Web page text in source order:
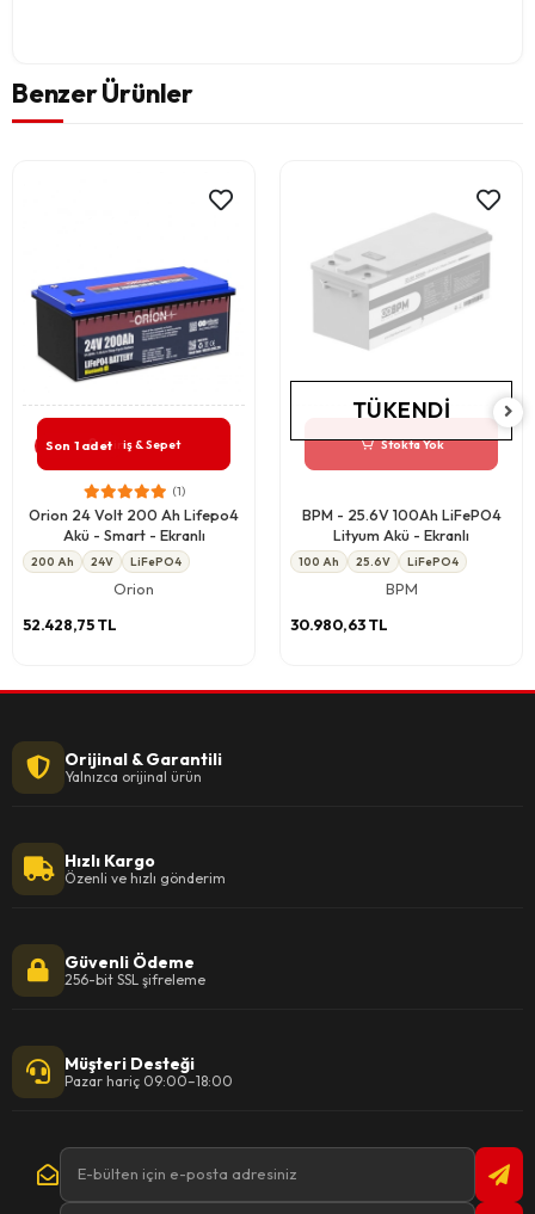
Benzer Ürünler
Son 1 adetGiriş & Sepet
(1)
Orion 24 Volt 200 Ah Lifepo4
Akü - Smart - Ekranlı
200 Ah 24V LiFePO4
Orion
52.428,75 TL
Stokta Yok
TÜKENDI
BPM - 25.6V 100Ah LiFePO4
Lityum Akü - Ekranlı
100 Ah 25.6V LiFePO4
BPM
30.980,63 TL
Orijinal & Garantili
Yalnızca orijinal ürün
Hızlı Kargo
Özenli ve hızlı gönderim
Güvenli Ödeme
256-bit SSL şifreleme
Müşteri Desteği
Pazar hariç 09:00–18:00